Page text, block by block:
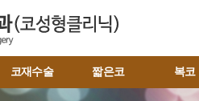
코재수술 짧은코 복코